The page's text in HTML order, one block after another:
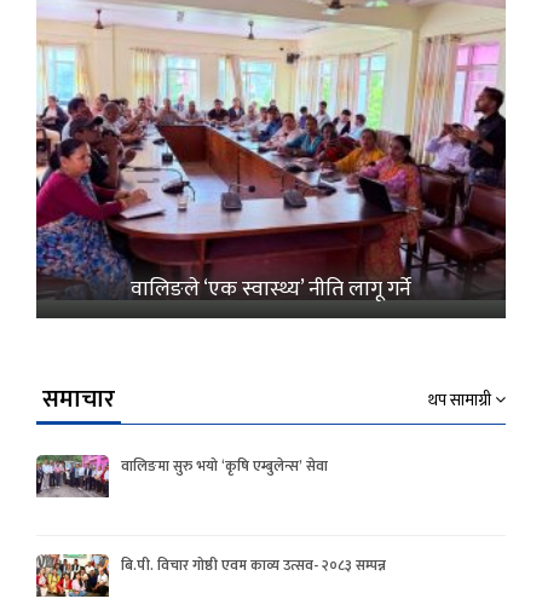
वालिङले ‘एक स्वास्थ्य’ नीति लागू गर्ने
समाचार थप सामाग्री
वालिङमा सुरु भयो ‘कृषि एम्बुलेन्स’ सेवा
बि.पी. विचार गोष्ठी एवम काव्य उत्सव- २०८३ सम्पन्न